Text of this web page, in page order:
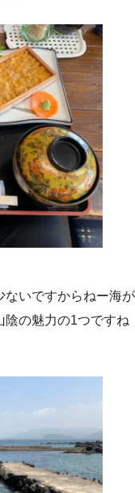
ないですからねー海が
陰の魅力の1つですね